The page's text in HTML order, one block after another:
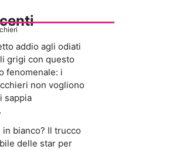
addio agli odiati
grigi con questo
fenomenale: i
non vogliono
sappia
in bianco? Il trucco
delle star per